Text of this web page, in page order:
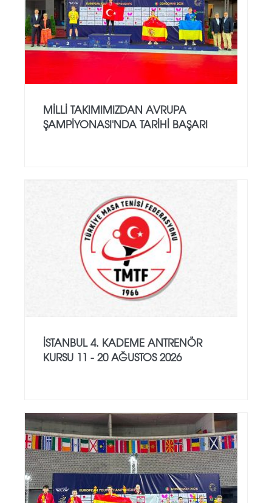
MILLI TAKIMIMIZDAN AVRUPA
ŞAMPIYONASI'NDA TARIHI BAŞARI
İSTANBUL 4. KADEME ANTRENÖR
KURSU 11 - 20 AĞUSTOS 2026